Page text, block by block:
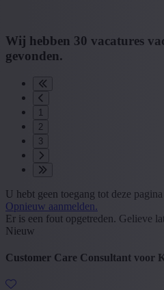
Wij hebben 30 vacatures
gevonden.
1
2
3
U hebt geen toegang tot deze
Opnieuw aanmelden.
Er is een fout opgetreden. Gelieve
Nieuw
Customer Care Consultant voor